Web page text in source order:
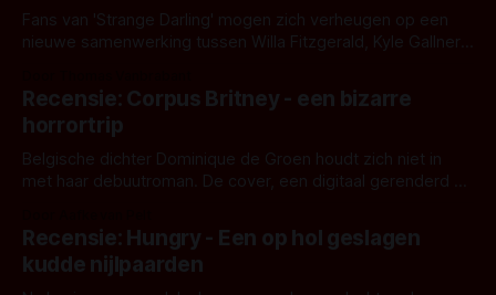
Fans van 'Strange Darling' mogen zich verheugen op een
nieuwe samenwerking tussen Willa Fitzgerald, Kyle Gallner
'Skeletons', een nieuwe creature feature waarvoor de
opnames zijn gestart in Australië.
Recensie: Corpus Britney - een bizarre
horrortrip
Belgische dichter Dominique de Groen houdt zich niet in
met haar debuutroman. De cover, een digitaal gerenderd en
achtergrond, belooft iets kleurrijks maar onheilspellends,
iets ongrijpbaars. En dat maakt De Groen met ieder woord
waar.
Recensie: Hungry - Een op hol geslagen
kudde nijlpaarden